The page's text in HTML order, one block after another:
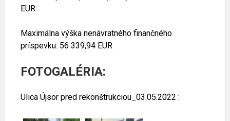
EUR
Maximálna výška nenávratného finančného
príspevku: 56 339,94 EUR
FOTOGALÉRIA:
Ulica Újsor pred rekonštrukciou_03.05.2022 :